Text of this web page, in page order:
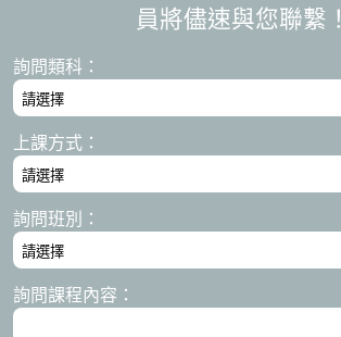
員將儘速與您聯繫！
詢問類科：
上課方式：
詢問班別：
詢問課程內容：